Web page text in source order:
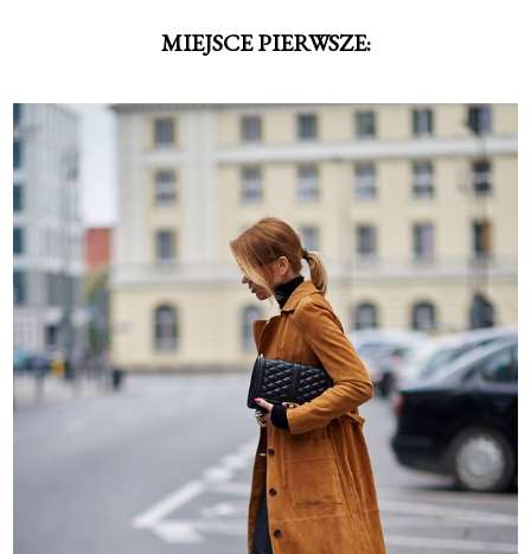
MIEJSCE PIERWSZE: